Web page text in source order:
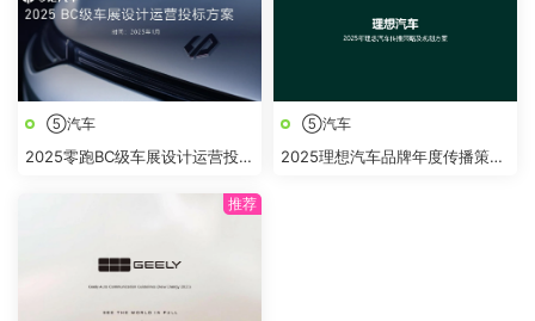
⑤汽车
2025零跑BC级车展设计运营投标
⑤汽车
2025理想汽车品牌年度传播策略